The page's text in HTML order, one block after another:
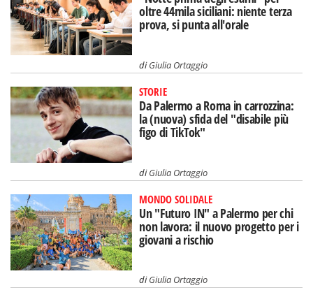
oltre 44mila siciliani: niente terza
prova, si punta all'orale
diGiulia Ortaggio
STORIE
Da Palermo a Roma in carrozzina:
la (nuova) sfida del "disabile più
figo di TikTok"
diGiulia Ortaggio
MONDO SOLIDALE
Un "Futuro IN" a Palermo per chi
non lavora: il nuovo progetto per i
giovani a rischio
diGiulia Ortaggio